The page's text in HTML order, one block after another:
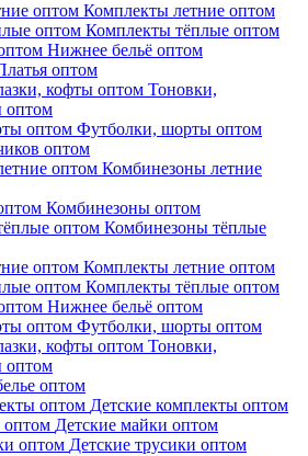
Комплекты летние оптом
Комплекты тёплые оптом
Нижнее бельё оптом
оптом
Тоновки,
оптом
Футболки, шорты оптом
оптом
Комбинезоны летние
Комбинезоны оптом
Комбинезоны тёплые
Комплекты летние оптом
Комплекты тёплые оптом
Нижнее бельё оптом
Футболки, шорты оптом
Тоновки,
оптом
оптом
Детские комплекты оптом
Детские майки оптом
Детские трусики оптом